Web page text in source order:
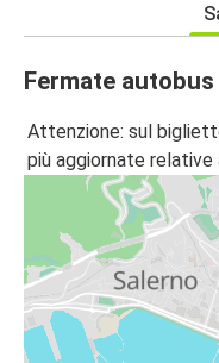
Fermate autobus
Attenzione: sul
più aggiornate relative